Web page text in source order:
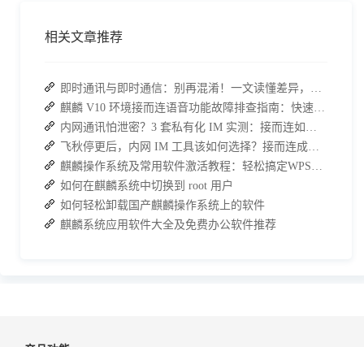
相关文章推荐
如何在麒麟系统中切换到 root 用户
如何轻松卸载国产麒麟操作系统上的软件
麒麟系统应用软件大全及免费办公软件推荐